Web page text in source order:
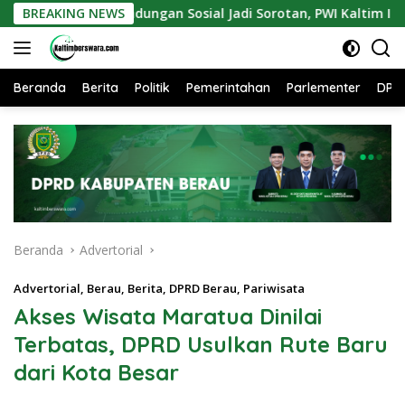
Langsung
ke
konten
BREAKING NEWSSosial Jadi Sorotan, PWI Kaltim Ingatkan
Beranda Berita Politik Pemerintahan Parlementer
Beranda Advertorial
Advertorial, Berau, Berita, DPRD Berau, Pariwisata
Akses Wisata Maratua Dinilai
Terbatas, DPRD Usulkan Rute Baru
dari Kota Besar